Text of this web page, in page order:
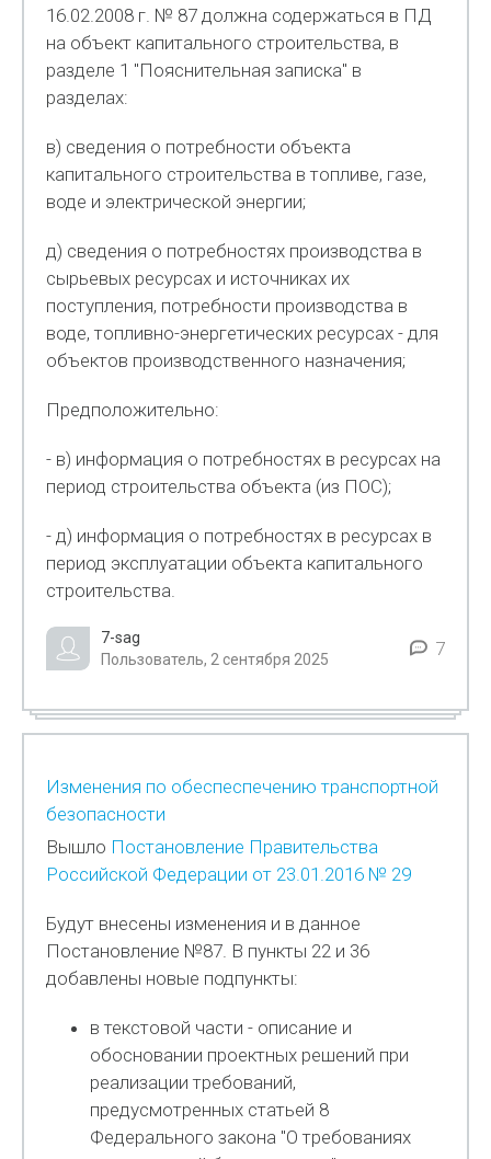
16.02.2008 г. № 87 должна содержаться в ПД
на объект капитального строительства, в
разделе 1 "Пояснительная записка" в
разделах:
в) сведения о потребности объекта
капитального строительства в топливе, газе,
воде и электрической энергии;
д) сведения о потребностях производства в
сырьевых ресурсах и источниках их
поступления, потребности производства в
воде, топливно-энергетических ресурсах - для
объектов производственного назначения;
Предположительно:
- в) информация о потребностях в ресурсах на
период строительства объекта (из ПОС);
- д) информация о потребностях в ресурсах в
период эксплуатации объекта капитального
строительства.
7-sag
Пользователь, 2 сентября 2025
7
Изменения по обеспеспечению транспортной
безопасности
Вышло Постановление Правительства
Российской Федерации от 23.01.2016 № 29
Будут внесены изменения и в данное
Постановление №87. В пункты 22 и 36
добавлены новые подпункты:
в текстовой части - описание и
обосновании проектных решений при
реализации требований,
предусмотренных статьей 8
Федерального закона "О требованиях